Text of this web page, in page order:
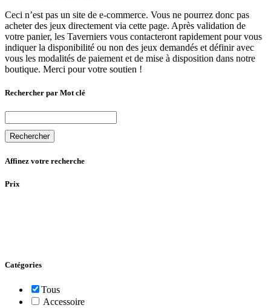
Ceci n’est pas un site de e-commerce. Vous ne pourrez donc pas
acheter des jeux directement via cette page. Après validation de
votre panier, les Taverniers vous contacteront rapidement pour vous
indiquer la disponibilité ou non des jeux demandés et définir avec
vous les modalités de paiement et de mise à disposition dans notre
boutique. Merci pour votre soutien !
Rechercher par Mot clé
Rechercher
Affinez votre recherche
Prix
Catégories
Tous
Accessoire